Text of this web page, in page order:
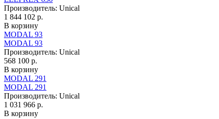
Производитель: Unical
1 844 102 р.
В корзину
MODAL 93
MODAL 93
Производитель: Unical
568 100 р.
В корзину
MODAL 291
MODAL 291
Производитель: Unical
1 031 966 р.
В корзину